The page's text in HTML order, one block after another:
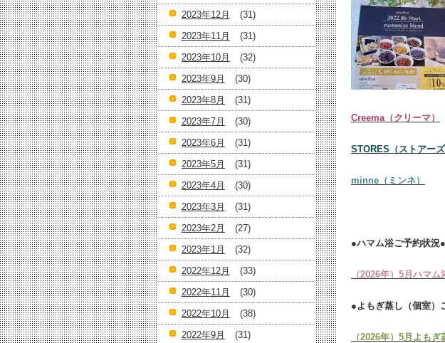
Creema（クリーマ）
STORES（ストアーズ
minne（ミンネ）
●ハマム浴ご予約状況●
（2026年）5月ハマ
●よもぎ蒸し（個室）
（2026年）5月よも
2023年12月
(31)
2023年11月
(31)
2023年10月
(32)
2023年9月
(30)
2023年8月
(31)
2023年7月
(30)
2023年6月
(31)
2023年5月
(31)
2023年4月
(30)
2023年3月
(31)
2023年2月
(27)
2023年1月
(32)
2022年12月
(33)
2022年11月
(30)
2022年10月
(38)
2022年9月
(31)